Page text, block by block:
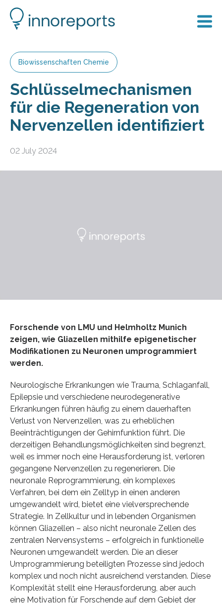
Biowissenschaften Chemie
Schlüsselmechanismen
für die Regeneration von
Nervenzellen identifiziert
02 July 2024
Forschende von LMU und Helmholtz Munich
zeigen, wie Gliazellen mithilfe epigenetischer
Modifikationen zu Neuronen umprogrammiert
werden.
Neurologische Erkrankungen wie Trauma, Schlaganfall,
Epilepsie und verschiedene neurodegenerative
Erkrankungen führen häufig zu einem dauerhaften
Verlust von Nervenzellen, was zu erheblichen
Beeinträchtigungen der Gehirnfunktion führt. Die
derzeitigen Behandlungsmöglichkeiten sind begrenzt,
weil es immer noch eine Herausforderung ist, verloren
gegangene Nervenzellen zu regenerieren. Die
neuronale Reprogrammierung, ein komplexes
Verfahren, bei dem ein Zelltyp in einen anderen
umgewandelt wird, bietet eine vielversprechende
Strategie. In Zellkultur und in lebenden Organismen
können Gliazellen – also nicht neuronale Zellen des
zentralen Nervensystems – erfolgreich in funktionelle
Neuronen umgewandelt werden. Die an dieser
Umprogrammierung beteiligten Prozesse sind jedoch
komplex und noch nicht ausreichend verstanden. Diese
Komplexität stellt eine Herausforderung, aber auch
eine Motivation für Forschende auf dem Gebiet der